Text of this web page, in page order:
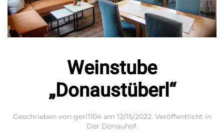
Weinstube
„Donaustüberl“
Geschrieben von geri1104am 12/15/2022. Veröffentlicht in
Der Donauhof.